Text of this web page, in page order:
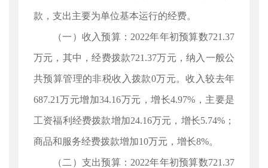
款，支出主要为单位基本运行的经费。
（一）收入预算：2022年年初预算数721.37
万元，其中，经费拨款721.37万元，纳入一般公
共预算管理的非税收入拨款0万元。收入较去年
687.21万元增加34.16万元，增长4.97%，主要是
工资福利经费拨款增加24.16万元，增长5.74%；
商品和服务经费拨款增加10万元，增长8%。
（二）支出预算：2022年年初预算数721.37